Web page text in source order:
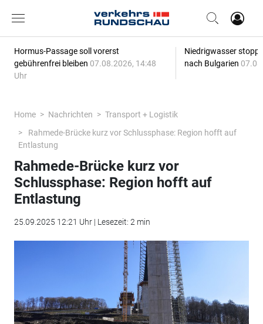
Hormus-Passage soll vorerst
gebührenfrei bleiben 07.08.2026, 14:48
Uhr
Niedrigwasser
nach Bulgarien
Home Nachrichten
Transport + Logistik
Rahmede-Brücke kurz vor Schlussphase: Region hofft auf
Entlastung
Rahmede-Brücke kurz vor
Schlussphase: Region hofft auf
Entlastung
25.09.2025 12:21 Uhr | Lesezeit: 2 min